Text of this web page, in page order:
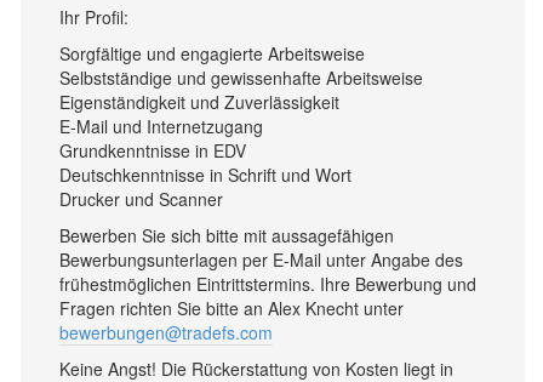
Ihr Profil:
Sorgfältige und engagierte Arbeitsweise
Selbstständige und gewissenhafte Arbeitsweise
Eigenständigkeit und Zuverlässigkeit
E-Mail und Internetzugang
Grundkenntnisse in EDV
Deutschkenntnisse in Schrift und Wort
Drucker und Scanner
Bewerben Sie sich bitte mit aussagefähigen
Bewerbungsunterlagen per E-Mail unter Angabe des
frühestmöglichen Eintrittstermins. Ihre Bewerbung und
Fragen richten Sie bitte an Alex Knecht unter
bewerbungen@tradefs.com
Keine Angst! Die Rückerstattung von Kosten liegt in